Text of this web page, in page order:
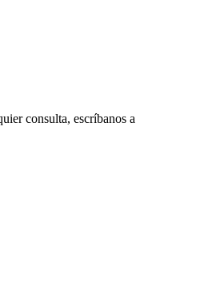
consulta, escríbanos a